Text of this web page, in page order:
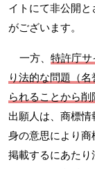
イトにて非公開
がございます。
一方、 特許庁サ
り法的な問題（
られることから
出願人は、商標
身の意思により
掲載するにあたり